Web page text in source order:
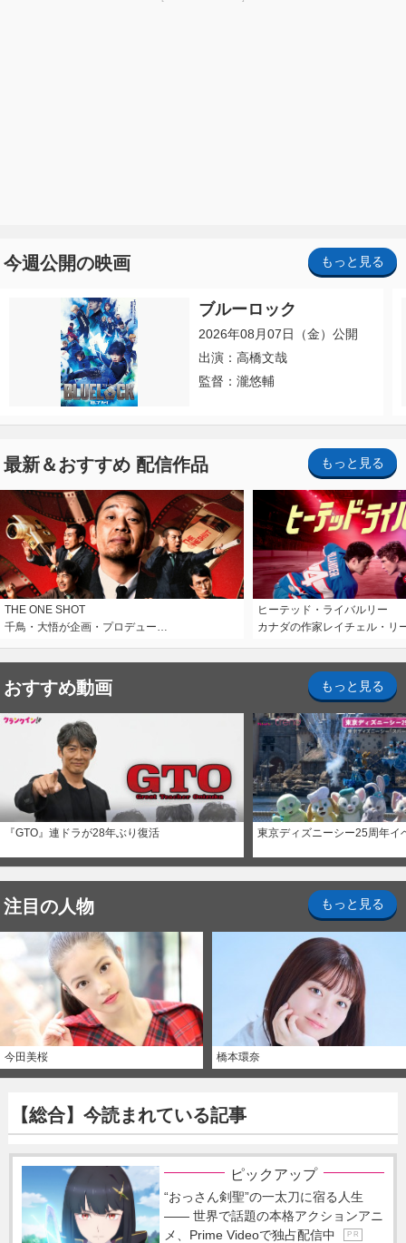
今週公開の映画 もっと見る
ブルーロック
2026年08月07日（金）公開
出演：高橋文哉
監督：瀧悠輔
最新＆おすすめ 配信作品 もっと見る
THE ONE SHOT
千鳥・大悟が企画・プロデュー…
ヒーテッド・ライバルリー
カナダの作家レイチェル・リ
おすすめ動画 もっと見る
『GTO』連ドラが28年ぶり復活 東京ディズニーシー25周年イ
注目の人物 もっと見る
今田美桜 橋本環奈
【総合】今読まれている記事
ピックアップ
“おっさん剣聖”の一太刀に宿る人生
―― 世界で話題の本格アクションアニ
メ、Prime Videoで独占配信中
P R